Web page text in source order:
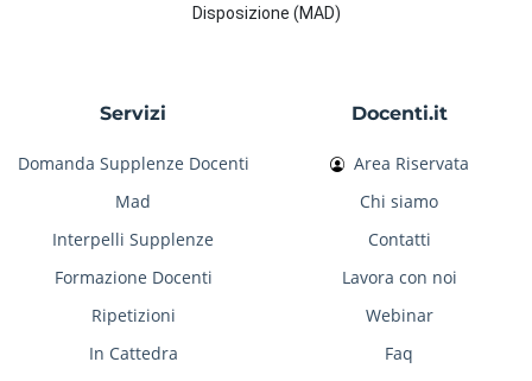
Disposizione (MAD)
Servizi
Domanda Supplenze Docenti
Mad
Interpelli Supplenze
Formazione Docenti
Ripetizioni
In Cattedra
Docenti.it
Area Riservata
Chi siamo
Contatti
Lavora con noi
Webinar
Faq